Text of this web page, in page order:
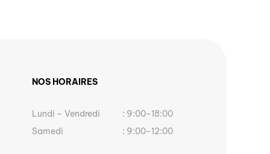
NOS HORAIRES
Lundi – Vendredi
: 9:00-18:00
Samedi
: 9:00-12:00